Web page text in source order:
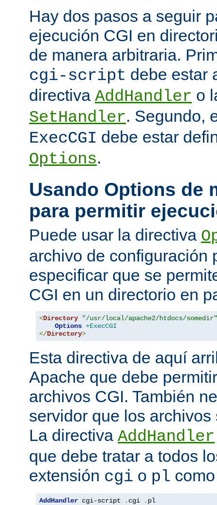
Hay dos pasos a seguir
ejecución CGI en
de manera arbitraria.
cgi-script debe estar
directiva AddHandler o
SetHandler. Segundo,
ExecCGI debe estar
Options.
Usando Options de
para permitir
Puede usar la directiva
archivo de configuración
especificar que se
CGI en un directorio en
<Directory
"/usr/local/apache2/htdocs/somedir"
Options +ExecCGI
</Directory>
Esta directiva de aquí
Apache que debe
archivos CGI. También
servidor que los
La directiva AddHandler
que debe tratar a todos
extensión cgi o pl
AddHandler cgi-script . cgi . pl